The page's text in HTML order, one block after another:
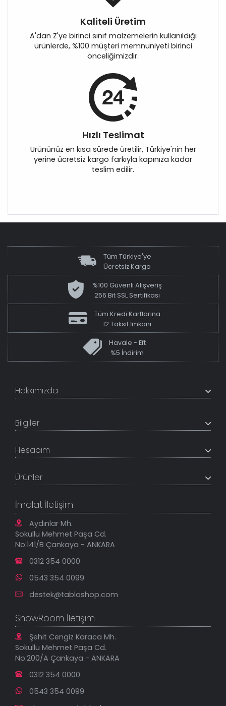
Kaliteli Üretim
A'dan Z'ye birinci sınıf malzemelerin kullanıldığı
ürünlerde, %100 müşteri memnuniyeti birinci
önceliğimizdir.
Hızlı Teslimat
Ürününüz en kısa sürede üretilir, Türkiye'nin her
yerine ücretsiz kargo farkıyla kapınıza kadar
teslim edilir.
Tüm Türkiye'ye
Ücretsiz Kargo
%100 Güvenli Alışveriş
256 Bit SSL Sertifikası
Tüm Kredi Kartlarına
12 Taksit İmkanı
Havale - Eft
%5 İndirim
Hakkımızda
TabloShop, müşteri memnuniyetini en üst seviyede
tutmaya çalışır. Uzman kadrosu ile profesyonel işçilikle
Bilgiler
İletişim Bilgileri
Banka Hesapları
Sık Sorulan Sorular
Hesabım
Tüm Siparişlerim
Geçerli İade Koşulları
Mesafeli Satış Sözleşmesi
Gizlilik Güvenlik Politikası
Ürünler
Tablonu Sen Tasarla
Tablo Saatler
Yeni Eklenenler
En Çok Satılanlar
İndirimli Tablolar
İmalat İletişim
Aydınlar Mh.
Sokullu Mehmet Paşa Cd.
No:141/B Çankaya - ANKARA
0312 354 0000
0543 354 0099
destek@tabloshop.com
ShowRoom İletişim
Şehit Cengiz Karaca Mh.
Sokullu Mehmet Paşa Cd.
No:200/A Çankaya - ANKARA
0312 354 0000
0543 354 0099